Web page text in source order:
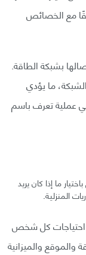
مع الخصائص
بشبكة الطاقة.
ما يؤدي
عملية تعرف باسم
ما إذا كان يريد
المنزلية.
احتياجات كل شخص
والميزانية